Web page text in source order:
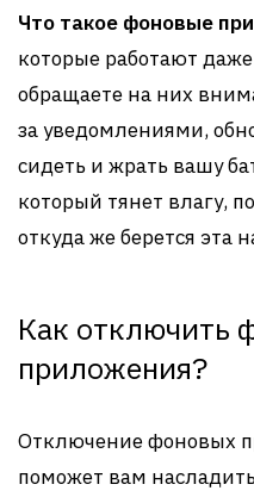
Что такое фоновые
которые работают
обращаете на них
за уведомлениями,
сидеть и жрать вашу
который тянет влагу,
откуда же берется эта
Как отключить
приложения?
Отключение фоновых
поможет вам